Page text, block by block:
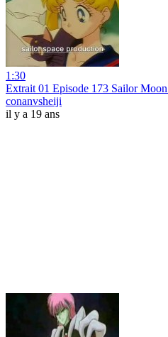
1:30
Extrait 01 Episode 173 Sailor
conanvsheiji
il y a 19 ans